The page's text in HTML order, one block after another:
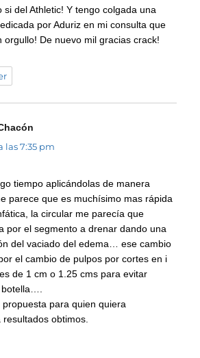
si del Athletic! Y tengo colgada una
por Aduriz en mi consulta que
orgullo! De nuevo mil gracias crack!
las 7:35 pm
tiempo aplicándolas de manera
parece que es muchísimo mas rápida
la circular me parecía que
por el segmento a drenar dando una
del vaciado del edema… ese cambio
el cambio de pulpos por cortes en i
de 1 cm o 1.25 cms para evitar
para quien quiera
obtimos.